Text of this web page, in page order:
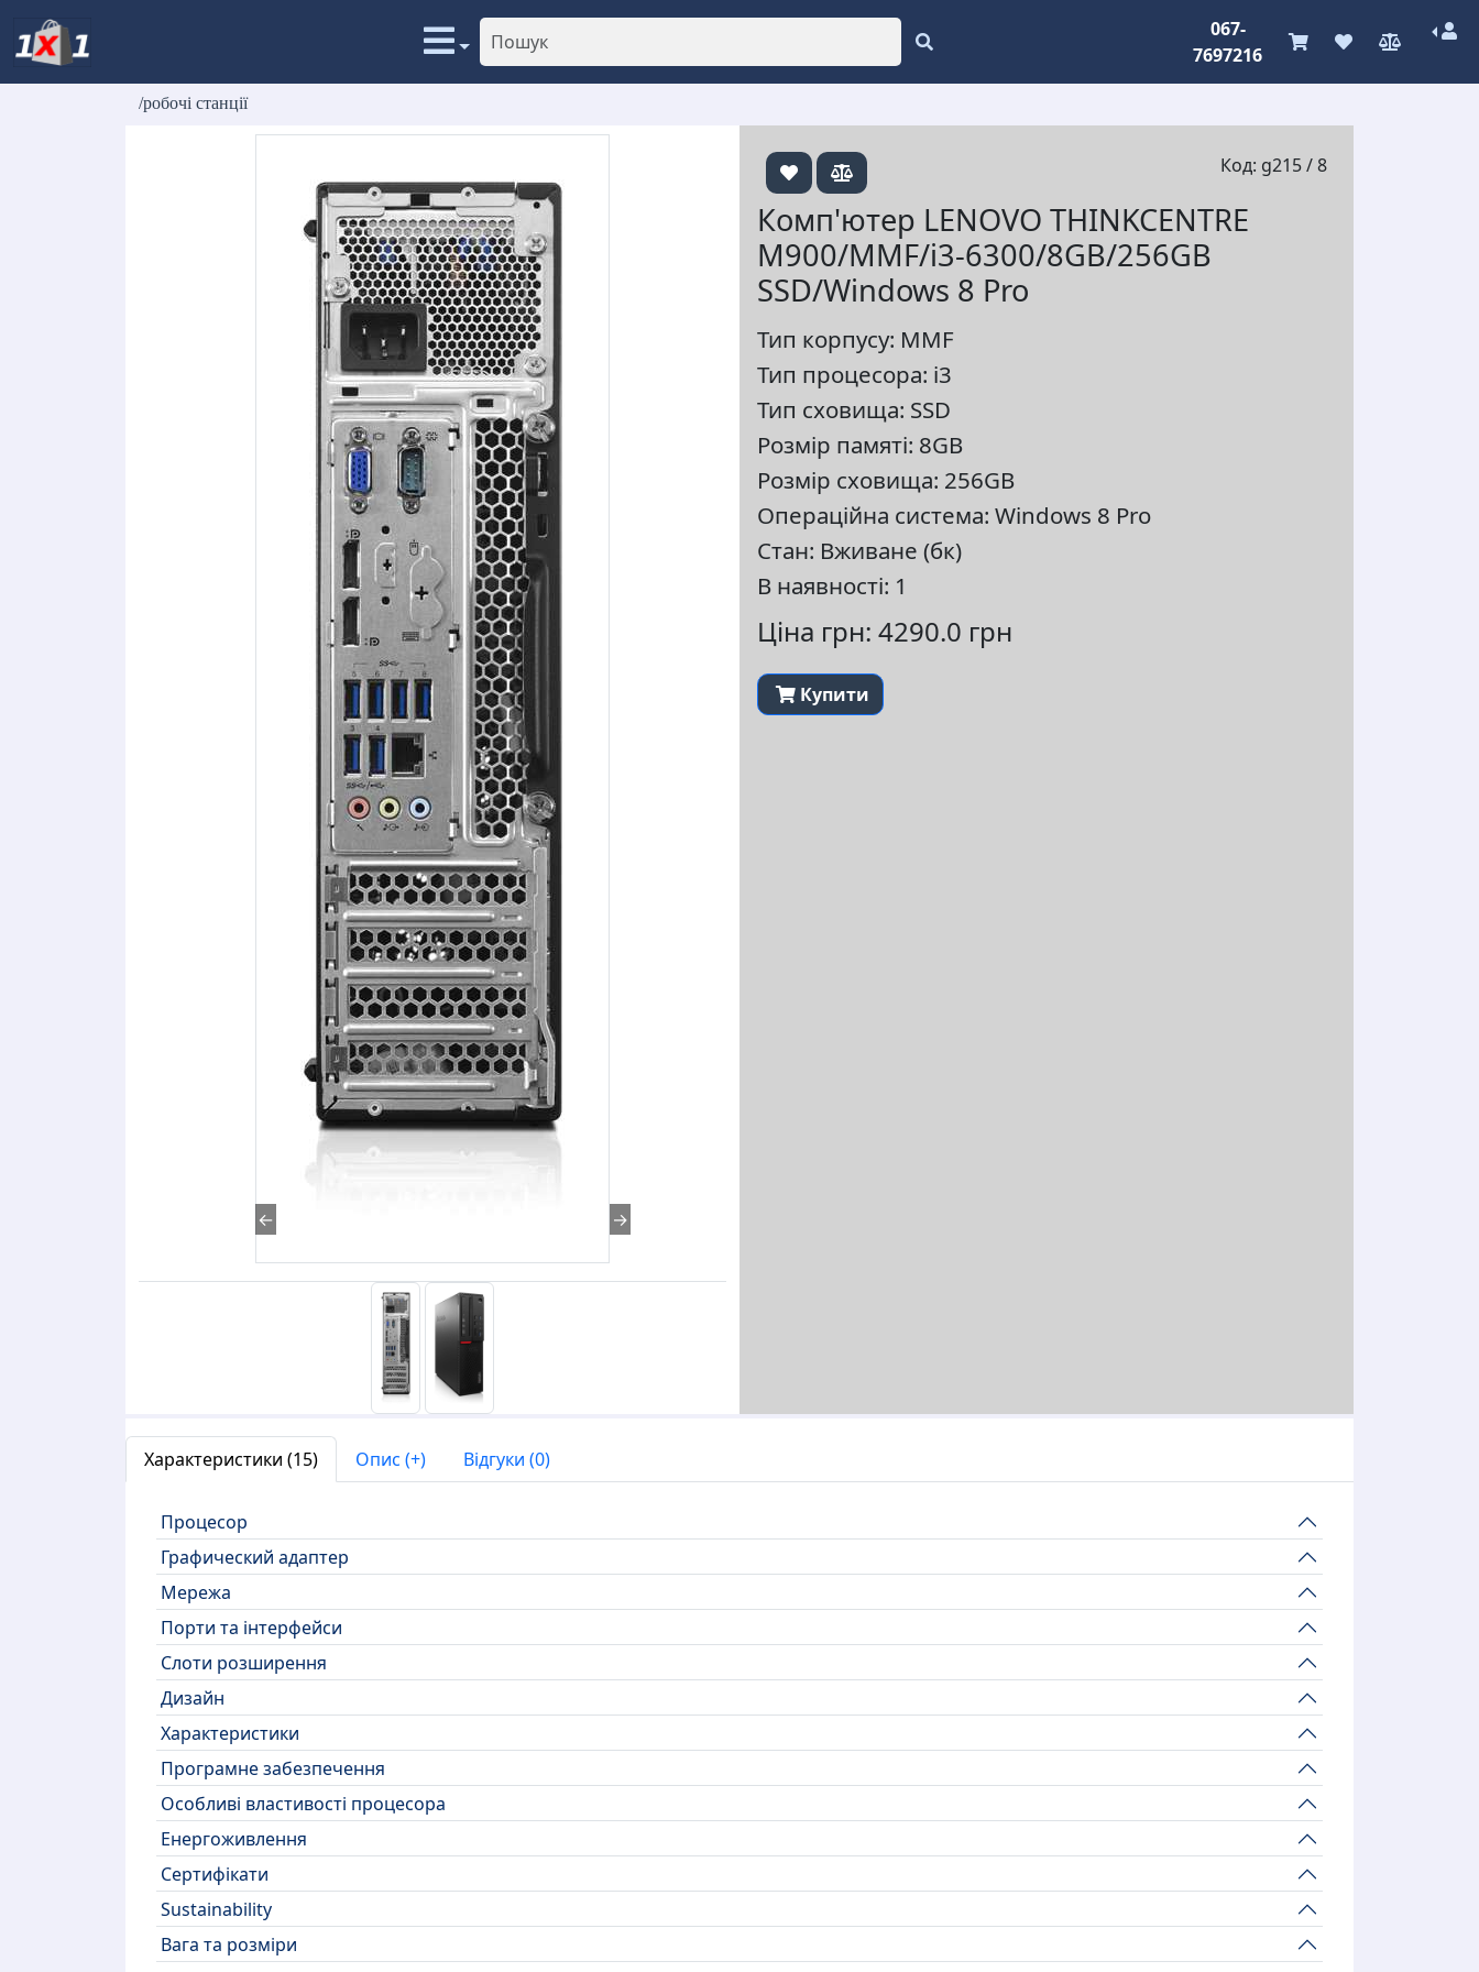
067-
7697216
/робочі станції
← →
Код: g215 / 8
Комп'ютер LENOVO THINKCENTRE
M900/MMF/i3-6300/8GB/256GB
SSD/Windows 8 Pro
Тип корпусу: MMF
Тип процесора: i3
Тип сховища: SSD
Розмір памяті: 8GB
Розмір сховища: 256GB
Операційна система: Windows 8 Pro
Стан: Вживане (бк)
В наявності: 1
Ціна грн: 4290.0 грн
Купити
Характеристики (15) Опис (+) Відгуки (0)
Процесор
Графический адаптер
Мережа
Порти та інтерфейси
Слоти розширення
Дизайн
Характеристики
Програмне забезпечення
Особливі властивості процесора
Енергоживлення
Сертифікати
Sustainability
Вага та розміри